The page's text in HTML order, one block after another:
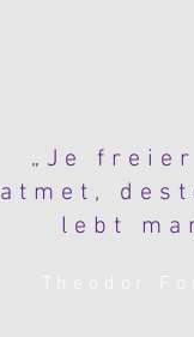
„Je freier
atmet,
lebt
Theodor